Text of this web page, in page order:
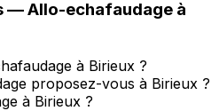
—Allo-echafaudage à
à Birieux ?
proposez-vous à Birieux ?
à Birieux ?